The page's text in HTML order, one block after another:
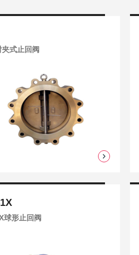
夹式止回阀
球形止回阀